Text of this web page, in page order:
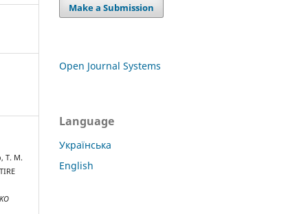
Т. М.
Make a Submission
Open Journal Systems
Language
Українська
English